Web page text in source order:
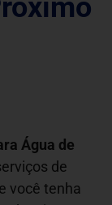
Água de
de
você tenha